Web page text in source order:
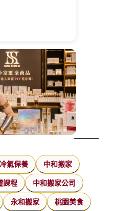
氣保養 中和搬家
課程 中和搬家公司
永和搬家 桃園美食